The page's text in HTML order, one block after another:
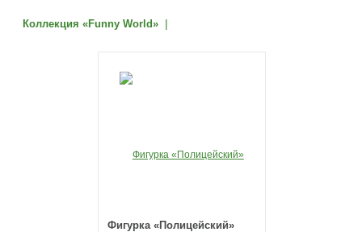
Коллекция «Funny World» |
Фигурка «Полицейский»